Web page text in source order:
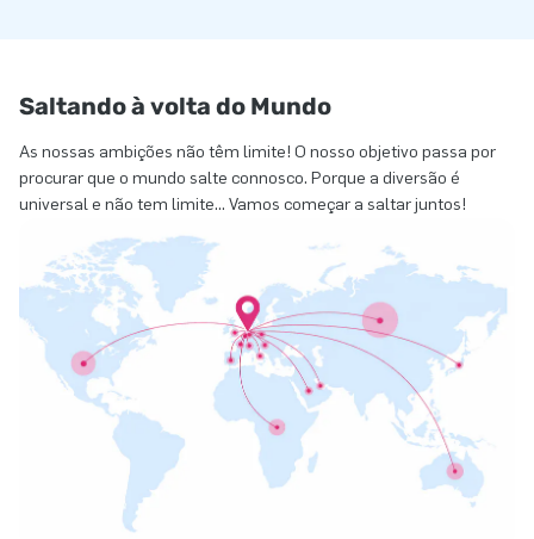
Saltando à volta do Mundo
As nossas ambições não têm limite! O nosso objetivo passa por
procurar que o mundo salte connosco. Porque a diversão é
universal e não tem limite... Vamos começar a saltar juntos!